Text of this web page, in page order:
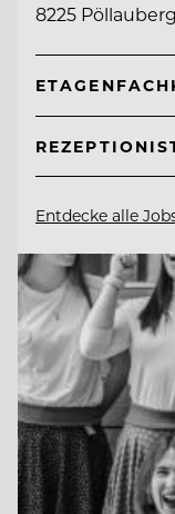
8225
Entdecke alle